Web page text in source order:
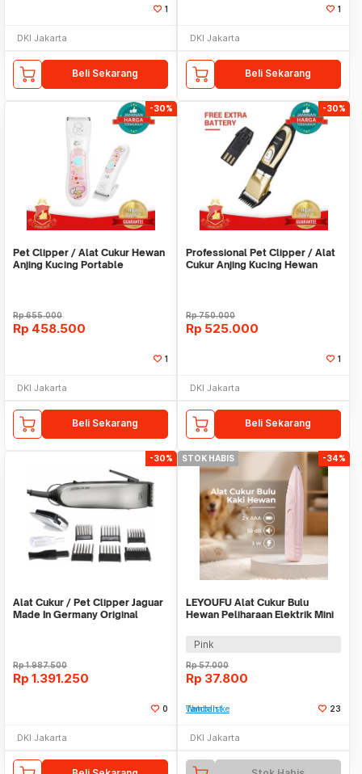
1
DKI Jakarta
Beli Sekarang
1
DKI Jakarta
Beli Sekarang
-30%
Pet Clipper / Alat Cukur Hewan
Anjing Kucing Portable
Rp655.000
Rp 458.500
1
DKI Jakarta
Beli Sekarang
-30%
Professional Pet Clipper / Alat
Cukur Anjing Kucing Hewan
Rp750.000
Rp 525.000
1
DKI Jakarta
Beli Sekarang
-30%
Alat Cukur / Pet Clipper Jaguar
Made In Germany Original
Rp1.987.500
Rp 1.391.250
0
DKI Jakarta
STOK HABIS -34%
LEYOUFU Alat Cukur Bulu
Hewan Peliharaan Elektrik Mini
Pink
Rp57.000
Rp 37.800
Tambah ke Watchlist 23
DKI Jakarta